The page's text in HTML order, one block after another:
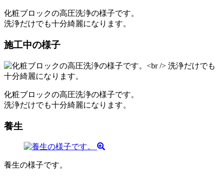
化粧ブロックの高圧洗浄の様子です。
洗浄だけでも十分綺麗になります。
施工中の様子
化粧ブロックの高圧洗浄の様子です。
洗浄だけでも十分綺麗になります。
養生
養生の様子です。